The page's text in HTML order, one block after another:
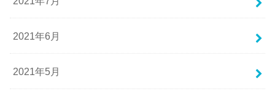
2021年6月
2021年5月